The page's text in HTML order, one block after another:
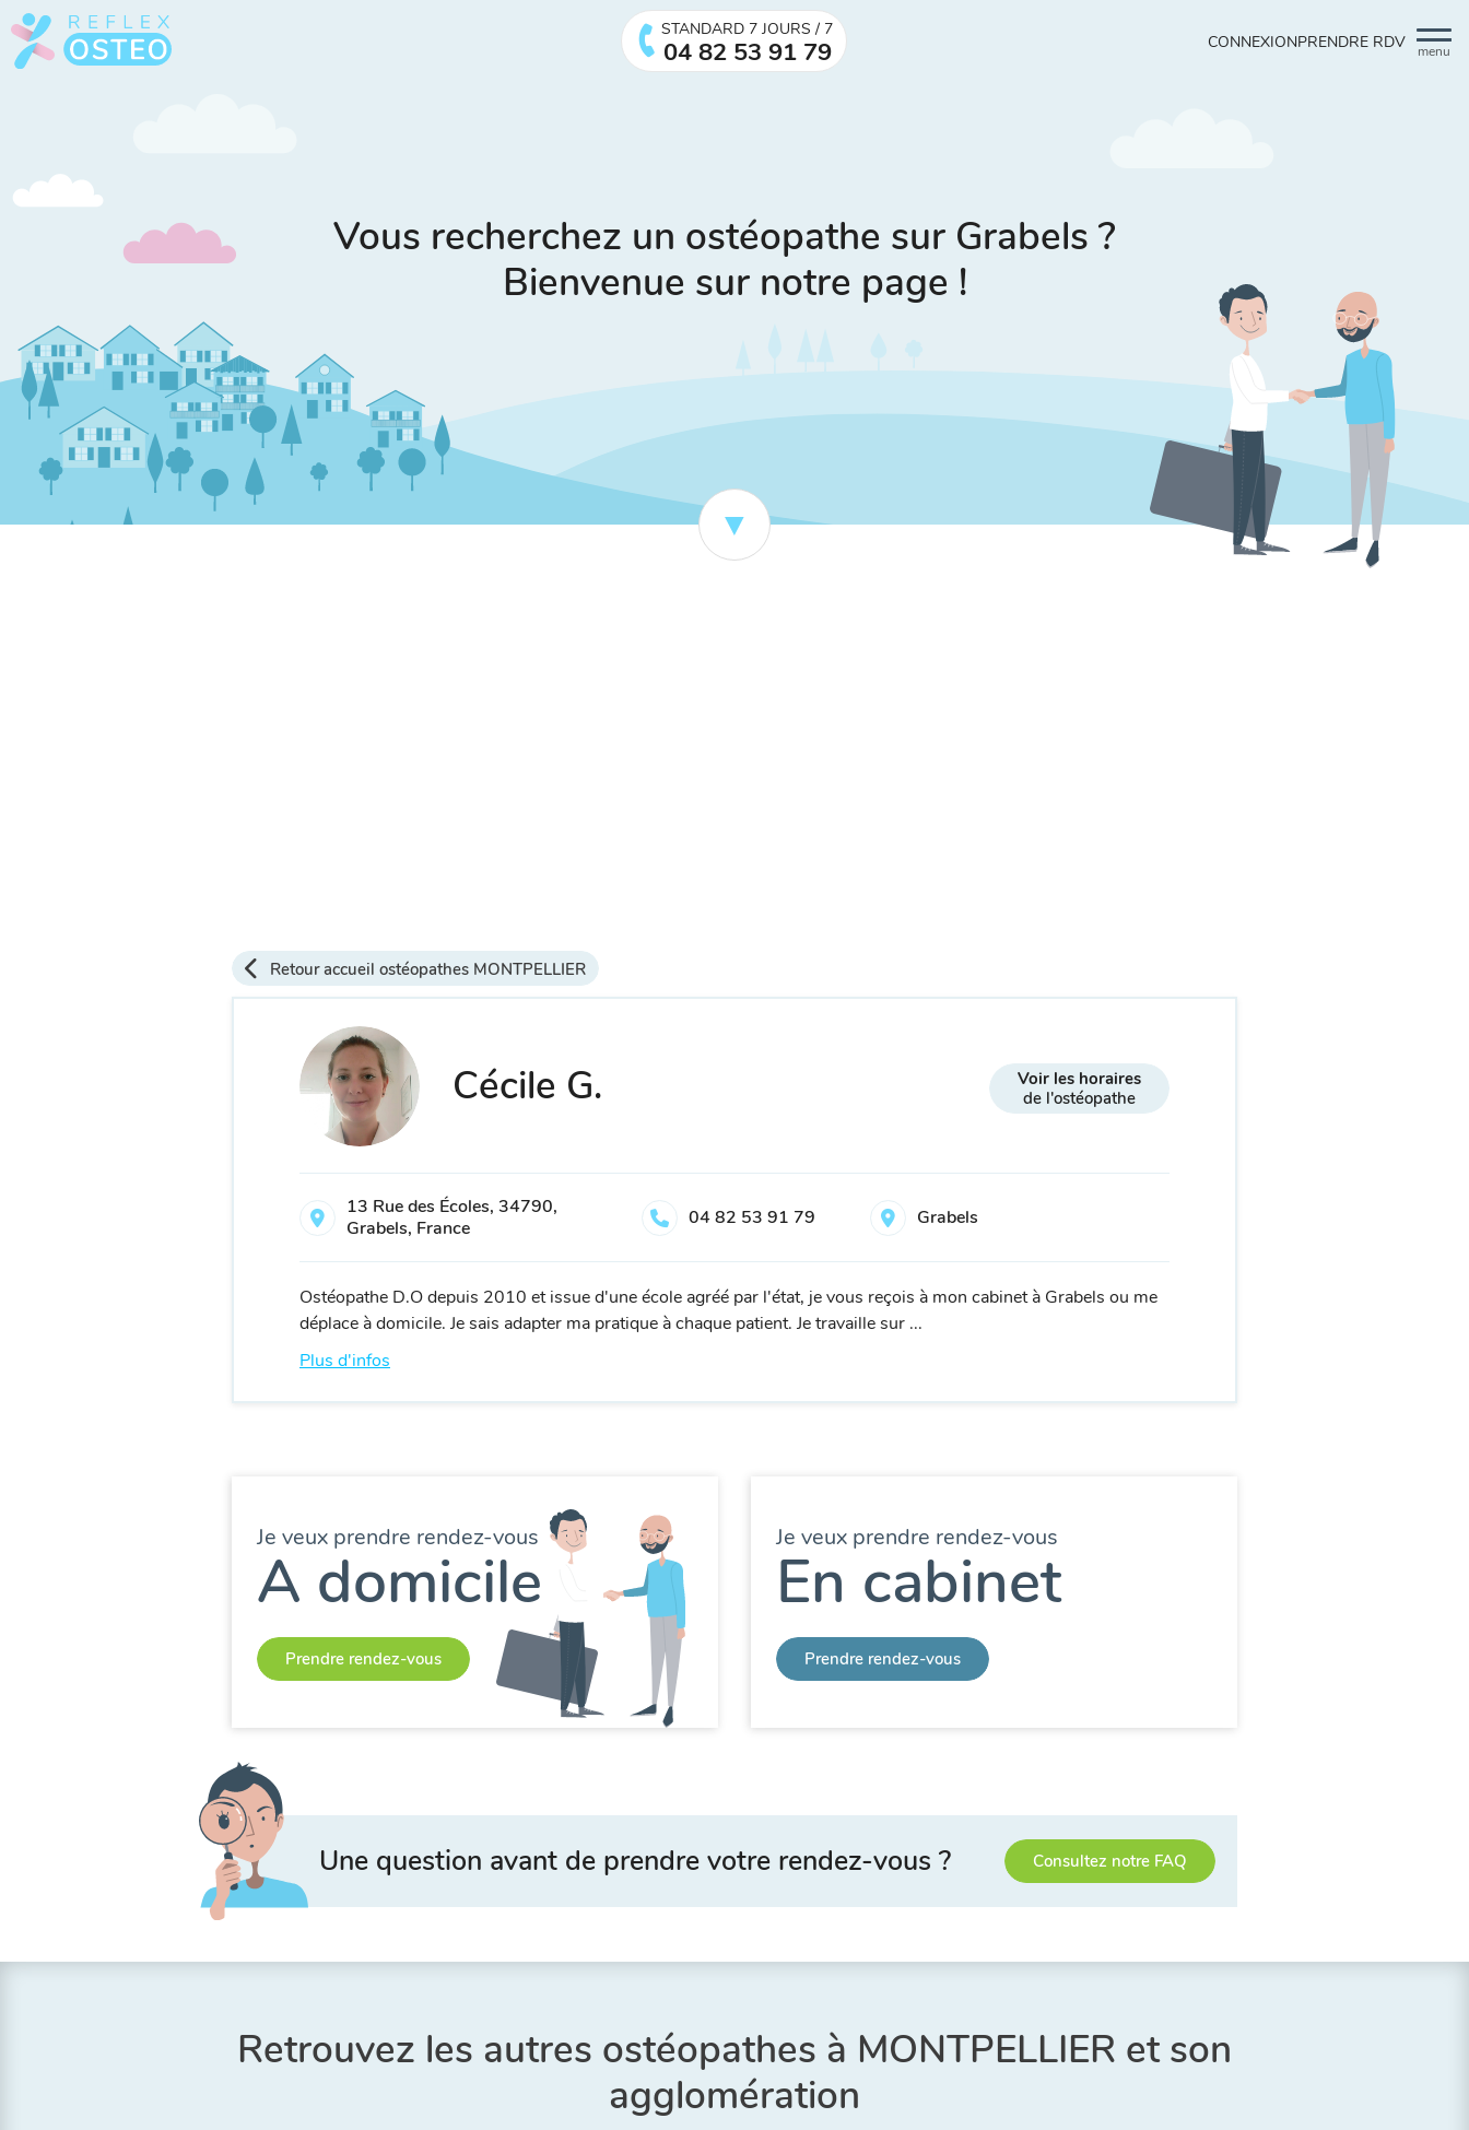
menu
STANDARD 7 JOURS / 7
04 82 53 91 79 CONNEXIONPRENDRE RDV
Vous recherchez un ostéopathe sur Grabels ?
Bienvenue sur notre page !
Retour accueil ostéopathes MONTPELLIER
Cécile G.
Voir les horaires
de l'ostéopathe
13 Rue des Écoles, 34790,
Grabels, France
04 82 53 91 79 Grabels
Ostéopathe D.O depuis 2010 et issue d'une école agréé par l'état, je vous reçois à mon cabinet à Grabels ou me
déplace à domicile. Je sais adapter ma pratique à chaque patient. Je travaille sur ...
Plus d'infos
Je veux prendre rendez-vous
A domicile
Prendre rendez-vous
Je veux prendre rendez-vous
En cabinet
Prendre rendez-vous
Une question avant de prendre votre rendez-vous ? Consultez notre FAQ
Retrouvez les autres ostéopathes à MONTPELLIER et son
agglomération